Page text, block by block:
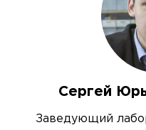
Сергей
Заведующий